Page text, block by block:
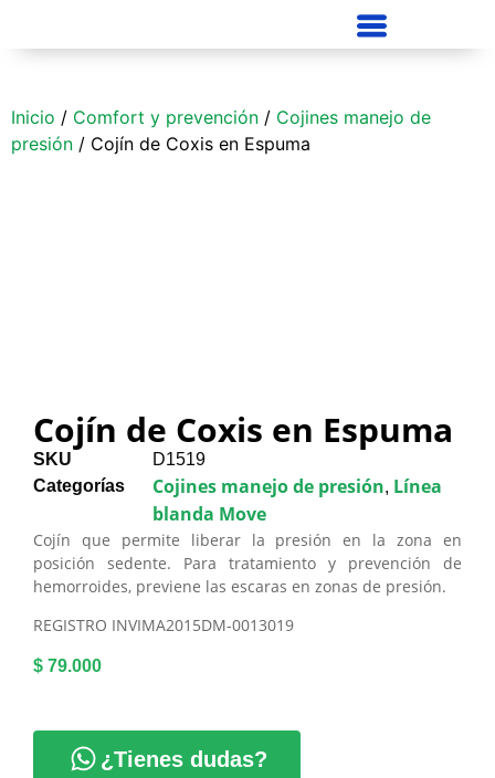
Inicio / Comfort y prevención / Cojines manejo de
presión / Cojín de Coxis en Espuma
Cojín de Coxis en Espuma
SKU
D1519
Categorías
Cojines manejo de presión, Línea
blanda Move
Cojín que permite liberar la presión en la zona en
posición sedente. Para tratamiento y prevención de
hemorroides, previene las escaras en zonas de presión.
REGISTRO INVIMA2015DM-0013019
$ 79.000
¿Tienes dudas?